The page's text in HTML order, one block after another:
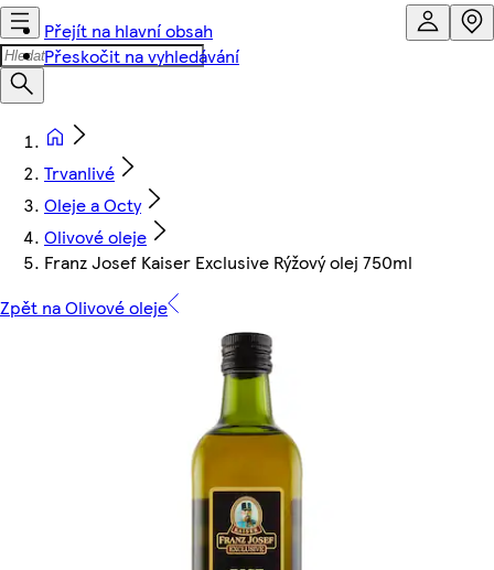
Přejít na hlavní obsah
Přeskočit na vyhledávání
Trvanlivé
Oleje a Octy
Olivové oleje
Franz Josef Kaiser Exclusive Rýžový olej 750ml
Zpět na Olivové oleje